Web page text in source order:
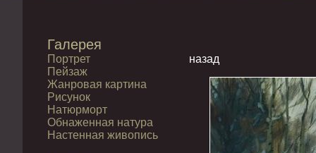
Галерея
Портрет
Пейзаж
Жанровая картина
Рисунок
Натюрморт
Обнаженная натура
Настенная живопись
назад